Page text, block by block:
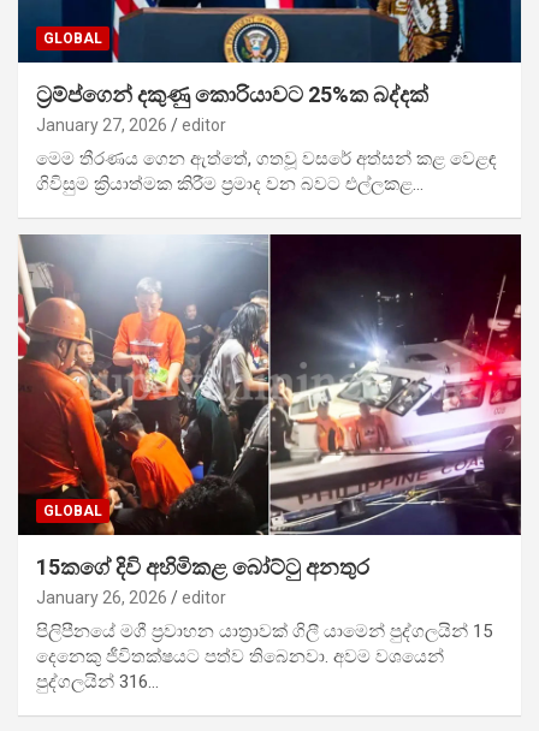
GLOBAL
ට්‍රම්ප්ගෙන් දකුණු කොරියාවට 25%ක බද්දක්
January 27, 2026 editor
මෙම තීරණය ගෙන ඇත්තේ, ගතවූ වසරේ අත්සන් කළ වෙළඳ
ගිවිසුම ක්‍රියාත්මක කිරීම ප්‍රමාද වන බවට එල්ලකළ…
GLOBAL
15කගේ දිවි අහිමිකළ බෝට්ටු අනතුර
January 26, 2026 editor
පිලිපීනයේ මගී ප්‍රවාහන යාත්‍රාවක් ගිලී යාමෙන් පුද්ගලයින් 15
දෙනෙකු ජීවිතක්ෂයට පත්ව තිබෙනවා. අවම වශයෙන්
පුද්ගලයින් 316…